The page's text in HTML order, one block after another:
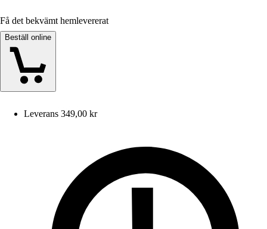
Få det bekvämt hemlevererat
Beställ online
Leverans 349,00 kr